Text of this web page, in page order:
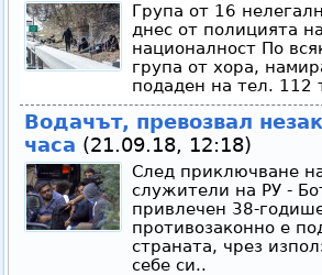
Група от 16
днес от полицията
националност По
група от хора,
подаден на тел. 112
Водачът, превозвал
часа (21.09.18, 12:18)
След приключване
служители на РУ -
привлечен 38-
противозаконно е
страната, чрез
себе си..